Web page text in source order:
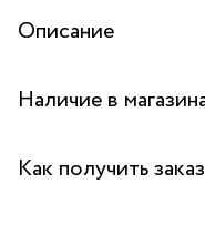
Описание
Наличие в
Бутик "La Nature" в ТЦ
Как получить заказ